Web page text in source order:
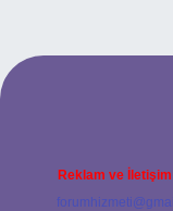
Reklam ve